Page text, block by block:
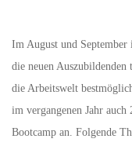
Im August und
die neuen
die Arbeitswelt
im vergangenen Jahr
Bootcamp an. Folgende